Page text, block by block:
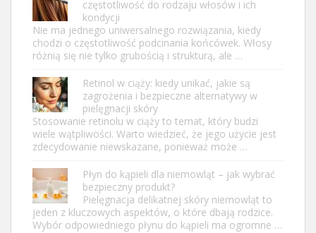
częstotliwość do rodzaju włosów i ich
kondycji
Nie ma jednego uniwersalnego rozwiązania, kiedy
chodzi o częstotliwość podcinania końcówek. Włosy
różnią się nie tylko grubością i strukturą, ale …
Retinol w ciąży: kiedy unikać, jakie są
zagrożenia i bezpieczne alternatywy w
pielęgnacji skóry
Stosowanie retinolu w ciąży to temat, który budzi
wiele wątpliwości. Warto wiedzieć, że jego użycie jest
zdecydowanie niewskazane, ponieważ może …
Płyn do kąpieli dla niemowląt – jak wybrać
bezpieczny produkt?
Pielęgnacja delikatnej skóry niemowląt to
jeden z kluczowych aspektów, o które dbają rodzice.
Wybór odpowiedniego płynu do kąpieli ma ogromne …